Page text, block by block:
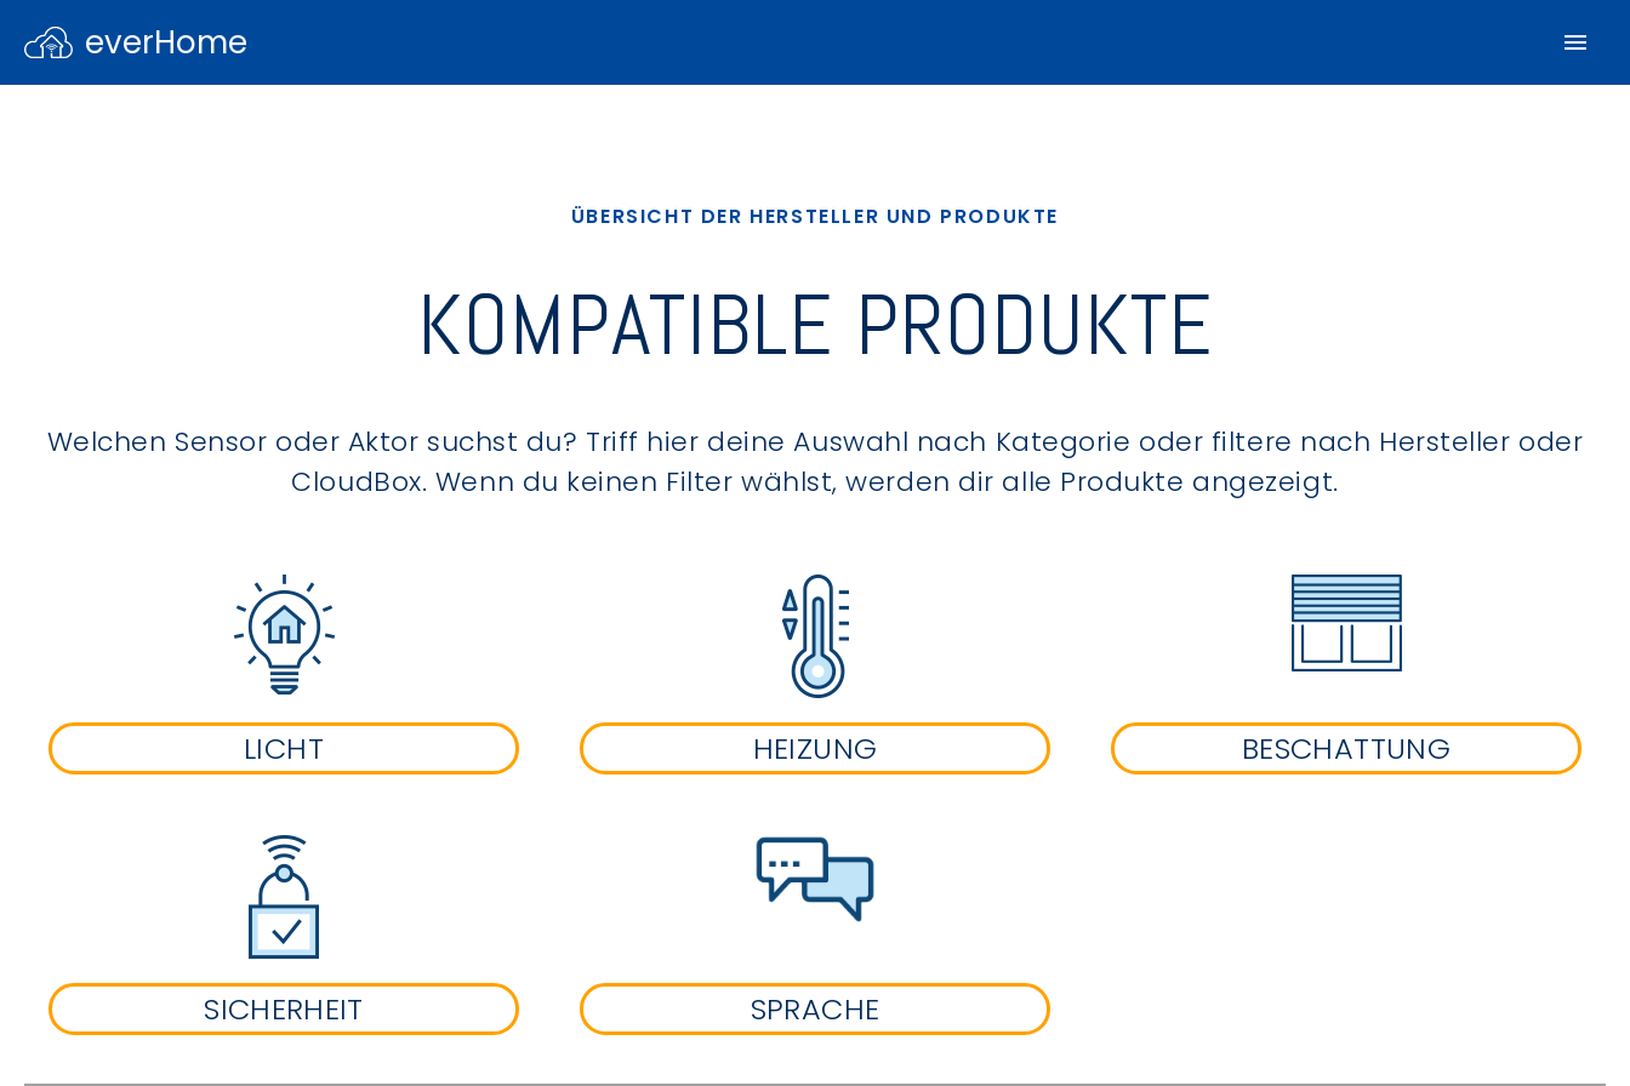
everHome
ÜBERSICHT DER HERSTELLER UND PRODUKTE
KOMPATIBLE PRODUKTE
Welchen Sensor oder Aktor suchst du? Triff hier deine Auswahl nach Kategorie oder filtere nach Hersteller oder
CloudBox. Wenn du keinen Filter wählst, werden dir alle Produkte angezeigt.
LICHT HEIZUNG BESCHATTUNG
SICHERHEIT SPRACHE